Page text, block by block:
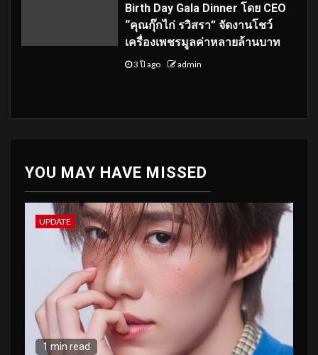
Birth Day Gala Dinner โดย CEO
“คุณกุ๊กไก่ รวิสรา” จัดงานโชว์
เครื่องเพชรมูลค่าหลายล้านบาท
3 ปี ago admin
YOU MAY HAVE MISSED
UPDATE
1 min read